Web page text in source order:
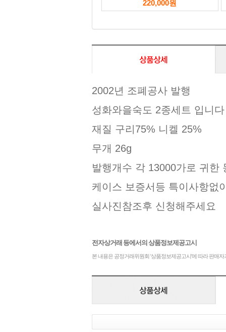
220,000원
2002년 조폐공사 발행
성화와을숙도 2종세트 입니다
재질 구리75% 니켈 25%
무개 26g
발행개수 각 13000가로 귀한
케이스 보증서등 특이사항없
실사진참조후 신청해주세요
전자상거래 등에서의 상품정보제공고시
본 내용은 공정거래위원회 '상품정보제공고시'에 따라 판매